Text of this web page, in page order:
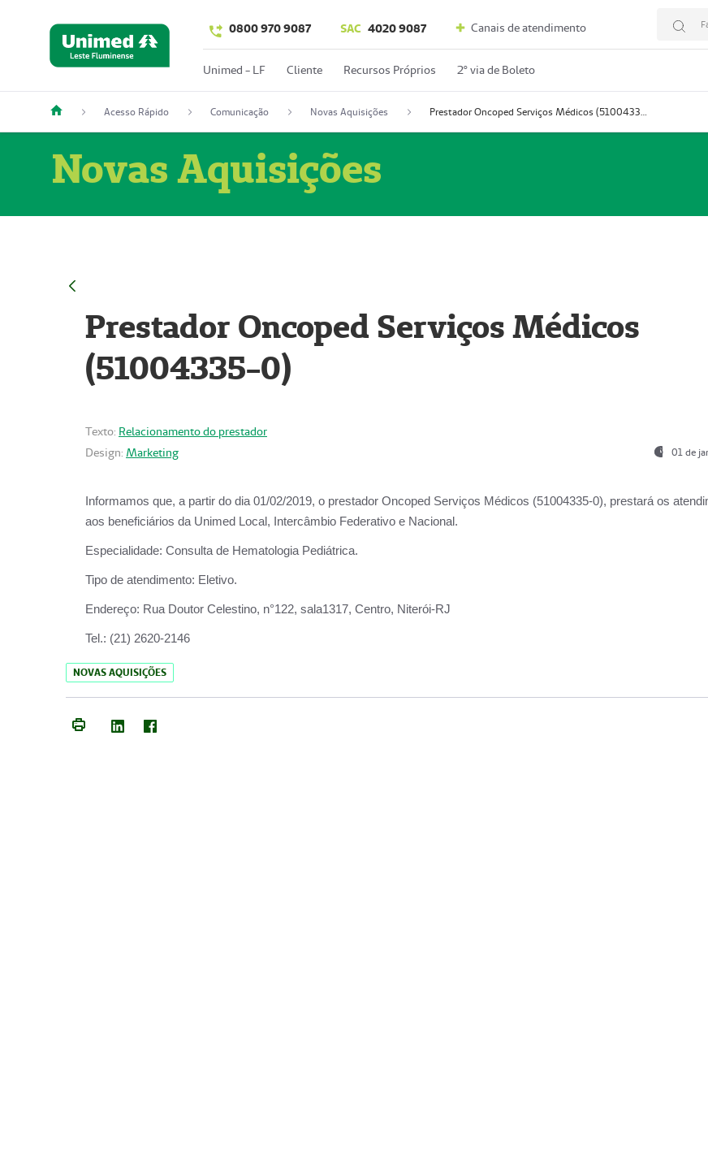
0800 970 9087 SAC 4020 9087 Canais de atendimento
Unimed - LF Cliente Recursos Próprios 2º via de Boleto
Acesso Rápido Comunicação Novas Aquisições Prestador Oncoped Serviços Médicos (51004335-0)
Novas Aquisições
Prestador Oncoped Serviços Médicos
(51004335-0)
Texto: Relacionamento do prestador
Design: Marketing 01 de
Informamos que, a partir do dia 01/02/2019, o prestador Oncoped Serviços Médicos (51004335-0), prestará os
aos beneficiários da Unimed Local, Intercâmbio Federativo e Nacional.
Especialidade: Consulta de Hematologia Pediátrica.
Tipo de atendimento: Eletivo.
Endereço: Rua Doutor Celestino, n°122, sala1317, Centro, Niterói-RJ
Tel.: (21) 2620-2146
NOVAS AQUISIÇÕES